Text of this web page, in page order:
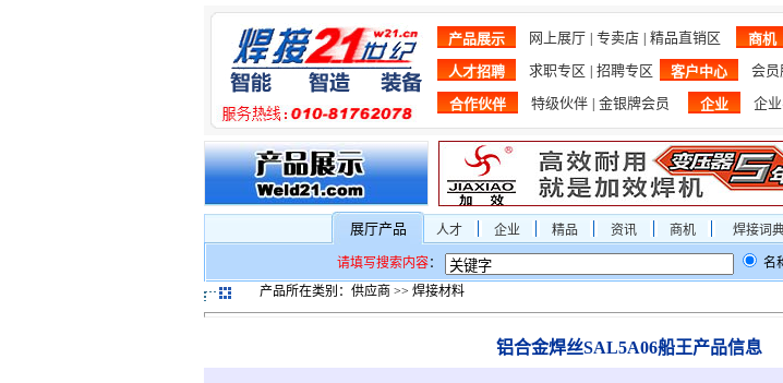
产品展示 网上展厅 专卖店 精品直销区 商机
人才招聘 求职专区 招聘专区 客户中心 会员
合作伙伴 特级伙伴 金银牌会员 企业 企
展厅产品 人才 企业 精品 资讯 商机 焊接词
请填写搜索内容： 名
产品所在类别：供应商 >> 焊接材料
铝合金焊丝SAL5A06船王产品信息